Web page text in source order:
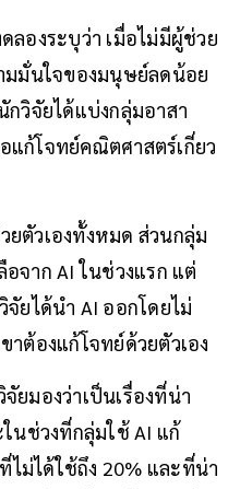
ลองระบุว่า เมื่อไม่มีผู้ช่วย
มมั่นใจของมนุษย์ลดน้อย
วิจัยได้แบ่งกลุ่มอาสา
แก้โจทย์คณิตศาสตร์เกี่ยว
ยตัวเองทั้งหมด ส่วนกลุ่ม
จาก AI ในช่วงแรก แต่
ยได้นำ AI ออกโดยไม่
าต้องแก้โจทย์ด้วยตัวเอง
ยมองว่าเป็นเรื่องที่น่า
ในช่วงที่กลุ่มใช้ AI แก้
ไม่ได้ใช้ถึง 20% และที่น่า